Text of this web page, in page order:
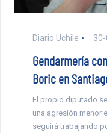
Diario Uchile
Gendarmería
Boric en
El propio diputado
una agresión menor
seguirá trabajando